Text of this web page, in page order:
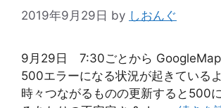
2019年9月29日 by しおんぐ
9月29日 7:30ごとから
500エラーになる状況が起きてい
時々つながるものの更新すると500